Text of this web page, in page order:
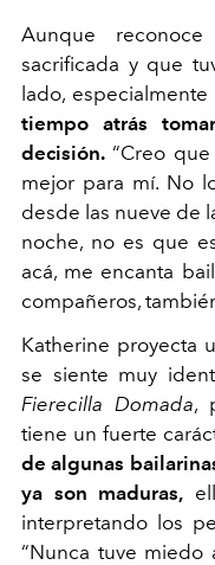
Aunque
sacrificada y que
lado,
tiempo atrás
decisión.“Creo
mejor para mí. No
desde las nueve de
noche, no es que
acá, me encanta
compañeros,
Katherine proyecta
se siente muy
Fierecilla Domada,
tiene un fuerte
de algunas
ya son maduras,
interpretando los
“Nunca tuve miedo